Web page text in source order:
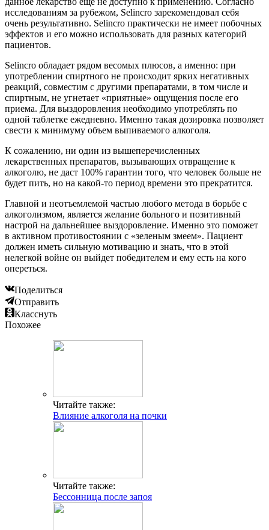
исследованиям за рубежом, Selincro зарекомендовал себя
очень результативно. Selincro практически не имеет побочных
эффектов и его можно использовать для разных категорий
пациентов.
Selincro обладает рядом весомых плюсов, а именно: при
употреблении спиртного не происходит ярких негативных
реакций, совместим с другими препаратами, в том числе и
спиртным, не угнетает «приятные» ощущения после его
приема. Для выздоровления необходимо употреблять по
одной таблетке ежедневно. Именно такая дозировка позволяет
свести к минимуму объем выпиваемого алкоголя.
К сожалению, ни один из вышеперечисленных
лекарственных препаратов, вызывающих отвращение к
алкоголю, не даст 100% гарантии того, что человек больше не
будет пить, но на какой-то период времени это прекратится.
Главной и неотъемлемой частью любого метода в борьбе с
алкоголизмом, является желание больного и позитивный
настрой на дальнейшее выздоровление. Именно это поможет
в активном противостоянии с «зеленым змеем». Пациент
должен иметь сильную мотивацию и знать, что в этой
нелегкой войне он выйдет победителем и ему есть на кого
опереться.
Поделиться
Отправить
Класснуть
Похожее
Читайте также:
Влияние алкоголя на почки
Читайте также:
Бессонница после запоя